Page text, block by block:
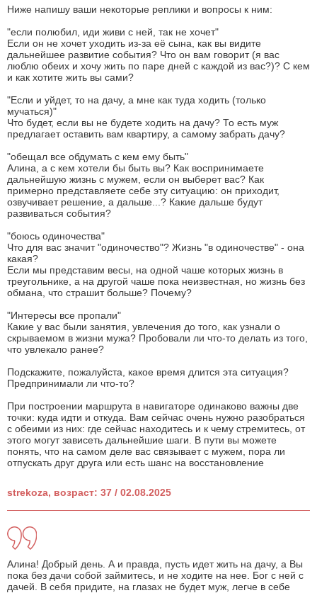
Ниже напишу ваши некоторые реплики и вопросы к ним:
"если полюбил, иди живи с ней, так не хочет"
Если он не хочет уходить из-за её сына, как вы видите
дальнейшее развитие события? Что он вам говорит (я вас
люблю обеих и хочу жить по паре дней с каждой из вас?)? С кем
и как хотите жить вы сами?
"Если и уйдет, то на дачу, а мне как туда ходить (только
мучаться)"
Что будет, если вы не будете ходить на дачу? То есть муж
предлагает оставить вам квартиру, а самому забрать дачу?
"обещал все обдумать с кем ему быть"
Алина, а с кем хотели бы быть вы? Как воспринимаете
дальнейшую жизнь с мужем, если он выберет вас? Как
примерно представляете себе эту ситуацию: он приходит,
озвучивает решение, а дальше...? Какие дальше будут
развиваться события?
"боюсь одиночества"
Что для вас значит "одиночество"? Жизнь "в одиночестве" - она
какая?
Если мы представим весы, на одной чаше которых жизнь в
треугольнике, а на другой чаше пока неизвестная, но жизнь без
обмана, что страшит больше? Почему?
"Интересы все пропали"
Какие у вас были занятия, увлечения до того, как узнали о
скрываемом в жизни мужа? Пробовали ли что-то делать из того,
что увлекало ранее?
Подскажите, пожалуйста, какое время длится эта ситуация?
Предпринимали ли что-то?
При построении маршрута в навигаторе одинаково важны две
точки: куда идти и откуда. Вам сейчас очень нужно разобраться
с обеими из них: где сейчас находитесь и к чему стремитесь, от
этого могут зависеть дальнейшие шаги. В пути вы можете
понять, что на самом деле вас связывает с мужем, пора ли
отпускать друг друга или есть шанс на восстановление
strekoza, возраст: 37 / 02.08.2025
Алина! Добрый день. А и правда, пусть идет жить на дачу, а Вы
пока без дачи собой займитесь, и не ходите на нее. Бог с ней с
дачей. В себя придите, на глазах не будет муж, легче в себе